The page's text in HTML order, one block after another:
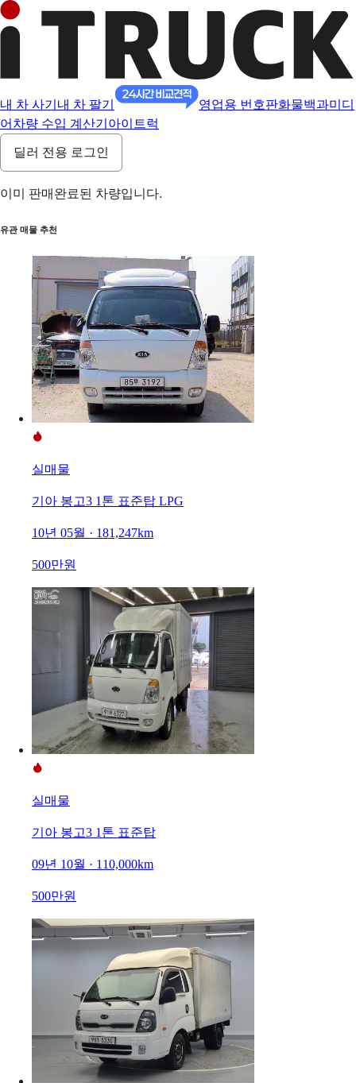
내 차 사기 내 차 팔기 영업용 번호판화물백과미디
어 차량 수입 계산기 아이트럭
딜러 전용 로그인
이미 판매완료된 차량입니다.
유관 매물 추천
실매물
기아 봉고3 1톤 표준탑 LPG
10년 05월 · 181,247km
500만원
실매물
기아 봉고3 1톤 표준탑
09년 10월 · 110,000km
500만원